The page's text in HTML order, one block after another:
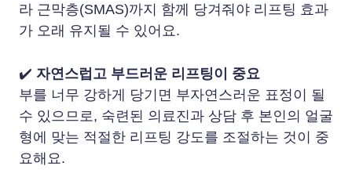
라 근막층(SMAS)까지 함께 당겨줘야 리프팅 효과
가 오래 유지될 수 있어요.
✔️ 자연스럽고 부드러운 리프팅이 중요
부를 너무 강하게 당기면 부자연스러운 표정이 될
수 있으므로, 숙련된 의료진과 상담 후 본인의 얼굴
형에 맞는 적절한 리프팅 강도를 조절하는 것이 중
요해요.